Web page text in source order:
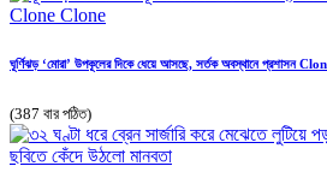
ঘূর্ণিঝড় ‘মোরা’ উপকূলের দিকে ধেয়ে আসছে, সর্তক অবস্থানে প্রশাসন
(387 বার পঠিত)